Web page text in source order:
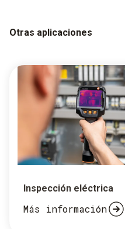
Otras aplicaciones
Inspección eléctrica
Más información